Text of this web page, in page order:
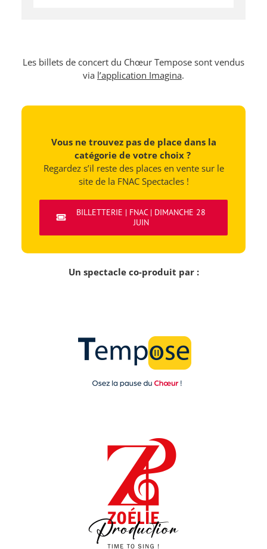
Les billets de concert du Chœur Tempose sont vendus
via l’application Imagina.
Vous ne trouvez pas de place dans la
catégorie de votre choix ?
Regardez s’il reste des places en vente sur le
site de la FNAC Spectacles !
BILLETTERIE | FNAC | DIMANCHE 28
JUIN
Un spectacle co-produit par :